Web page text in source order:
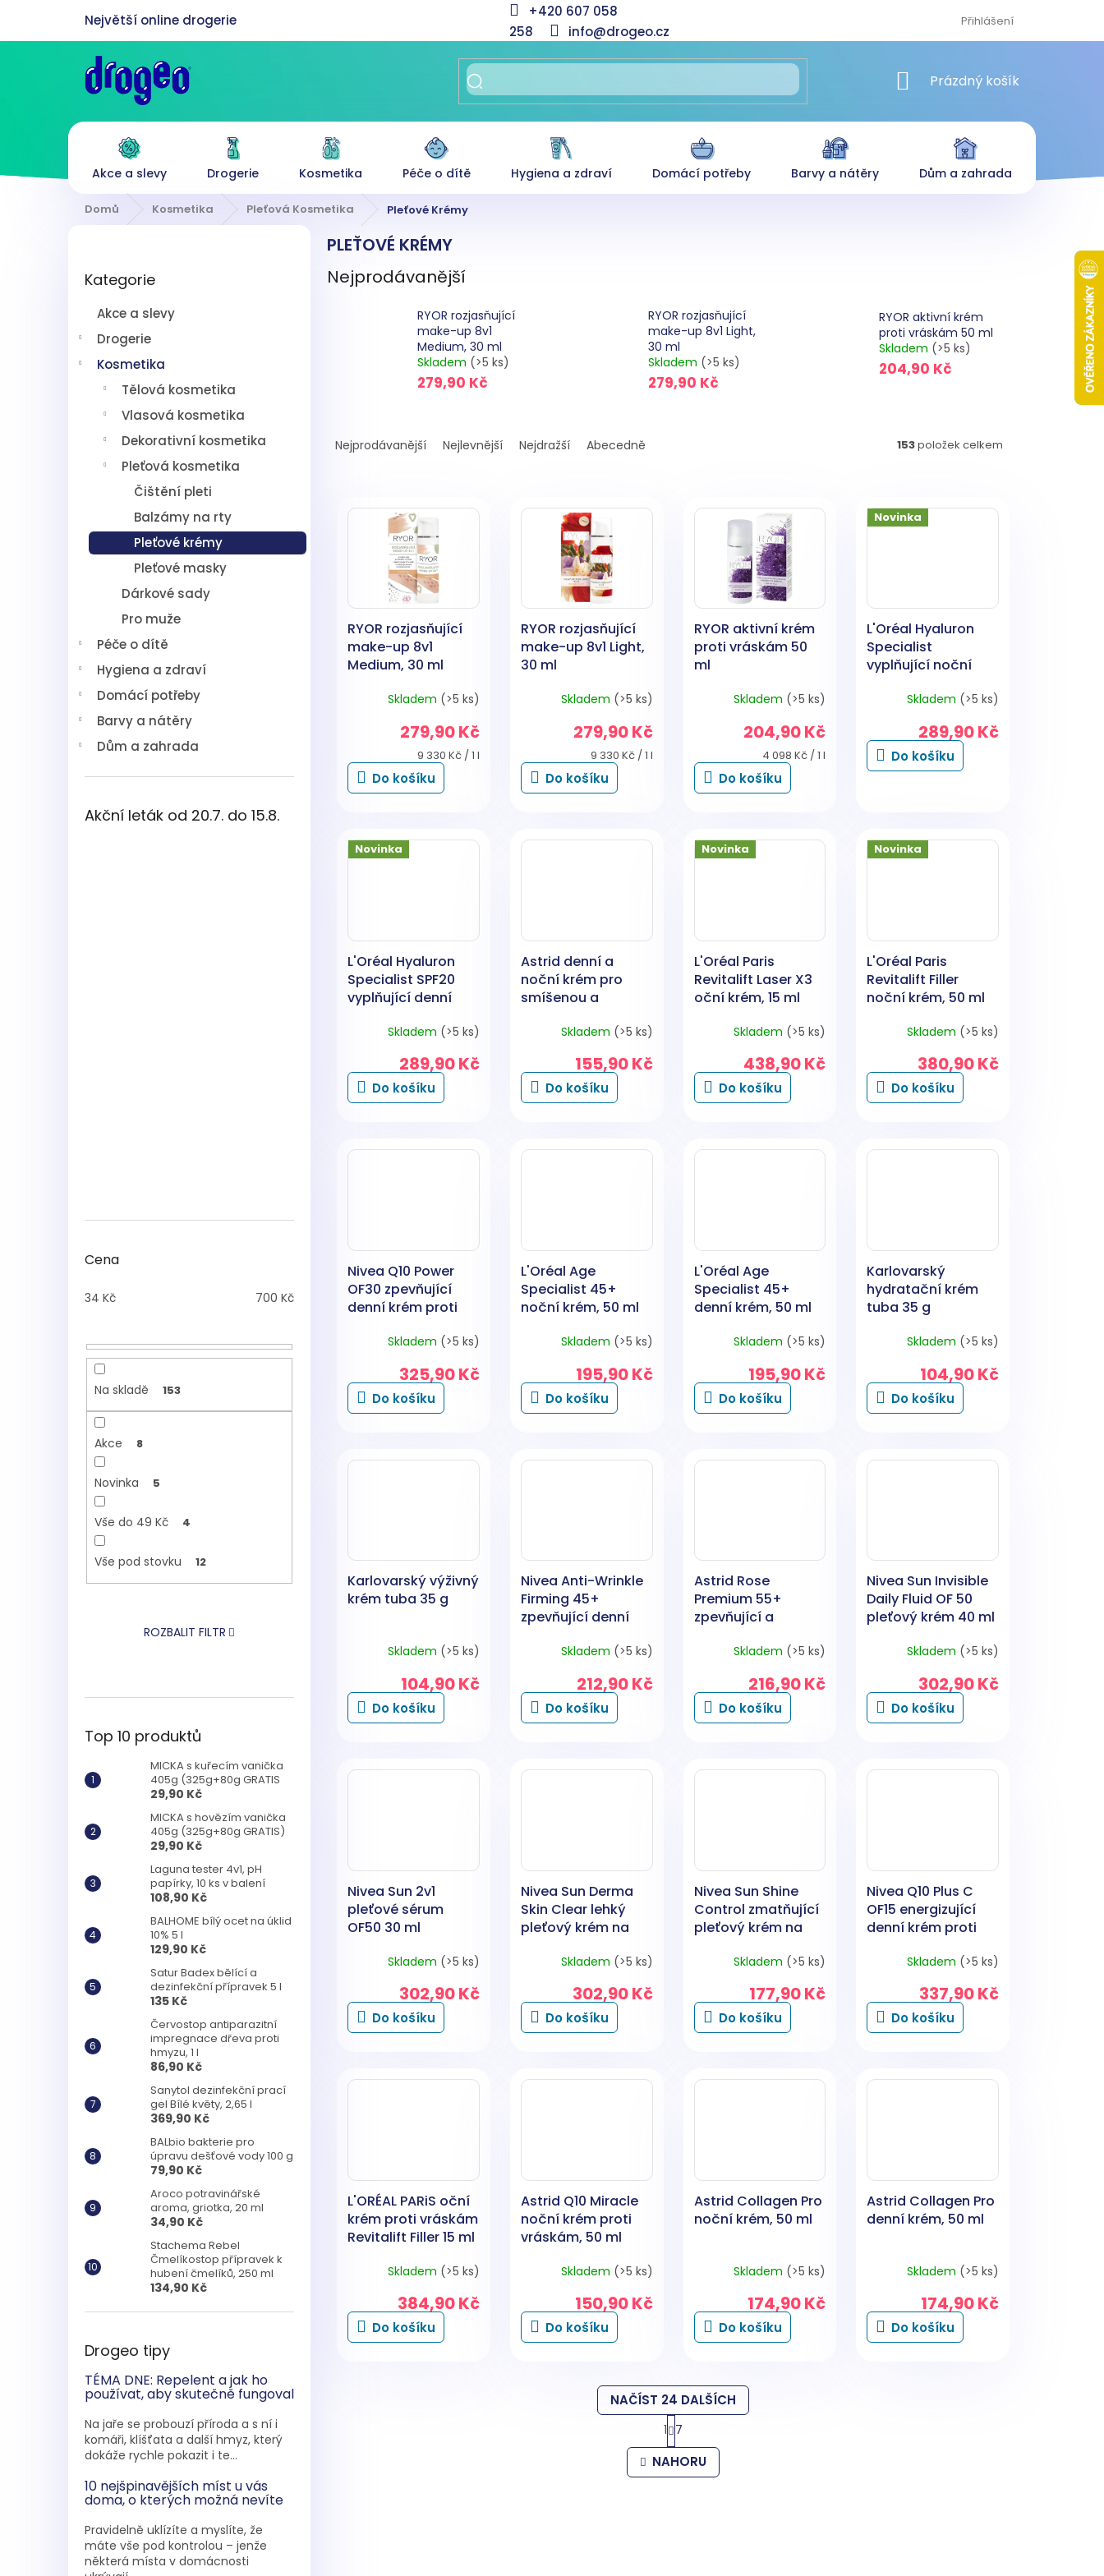
obsah
+420 607 058
258
info@drogeo.cz
Přihlášení
NÁKUPNÍ KOŠÍK
Prázdný košík
Akce a slevy Drogerie Kosmetika Péče o dítě Hygiena a zdraví Domácí potřeby Barvy a nátěry Dům a zahrada
Domů Kosmetika Pleťová Kosmetika Pleťové Krémy
kategorie
Kategorie
Akce a slevy
Drogerie
Kosmetika
Tělová kosmetika
Vlasová kosmetika
Dekorativní kosmetika
Pleťová kosmetika
Čištění pleti
Balzámy na rty
Pleťové krémy
Pleťové masky
Dárkové sady
Pro muže
Péče o dítě
Hygiena a zdraví
Domácí potřeby
Barvy a nátěry
Dům a zahrada
Akční leták od 20.7. do 15.8.
Cena
34 Kč 700 Kč
Na skladě 153
Akce 8
Novinka 5
Vše do 49 Kč 4
Vše pod stovku 12
ROZBALIT FILTR
Top 10 produktů
MICKA s kuřecím vanička
405g (325g+80g GRATIS
29,90 Kč
MICKA s hovězím vanička
405g (325g+80g GRATIS)
29,90 Kč
Laguna tester 4v1, pH
papírky, 10 ks v balení
108,90 Kč
BALHOME bílý ocet na úklid
10% 5 l
129,90 Kč
Satur Badex bělící a
dezinfekční přípravek 5 l
135 Kč
Červostop antiparazitní
impregnace dřeva proti
hmyzu, 1 l
86,90 Kč
Sanytol dezinfekční prací
gel Bílé květy, 2,65 l
369,90 Kč
BALbio bakterie pro
úpravu dešťové vody 100 g
79,90 Kč
Aroco potravinářské
aroma, griotka, 20 ml
34,90 Kč
Stachema Rebel
Čmelíkostop přípravek k
hubení čmelíků, 250 ml
134,90 Kč
Drogeo tipy
TÉMA DNE: Repelent a jak ho
používat, aby skutečně fungoval
Na jaře se probouzí příroda a s ní i
komáři, klíšťata a další hmyz, který
dokáže rychle pokazit i te...
10 nejšpinavějších míst u vás
doma, o kterých možná nevíte
Pravidelně uklízíte a myslíte, že
máte vše pod kontrolou – jenže
některá místa v domácnosti
PLEŤOVÉ KRÉMY
Nejprodávanější
RYOR rozjasňující
make-up 8v1
Medium, 30 ml
Skladem (>5 ks)
279,90 Kč
RYOR rozjasňující
make-up 8v1 Light,
30 ml
Skladem (>5 ks)
279,90 Kč
RYOR aktivní krém
proti vráskám 50 ml
Skladem (>5 ks)
204,90 Kč
aNejprodávanější Nejlevnější Nejdražší Abecedně 153položek celkem
RYOR rozjasňující
make-up 8v1
Medium, 30 ml
Skladem (>5 ks)
279,90 Kč
Měrná
cena:
9 330 Kč / 1 l
Do košíku
RYOR rozjasňující
make-up 8v1 Light,
30 ml
Skladem (>5 ks)
279,90 Kč
Měrná
cena:
9 330 Kč / 1 l
Do košíku
RYOR aktivní krém
proti vráskám 50
ml
Skladem (>5 ks)
204,90 Kč
Měrná
cena:
4 098 Kč / 1 l
Do košíku
Novinka
L'Oréal Hyaluron
Specialist
vyplňující noční
Skladem (>5 ks)
289,90 Kč
Do košíku
Novinka
L'Oréal Hyaluron
Specialist SPF20
vyplňující denní
Skladem (>5 ks)
289,90 Kč
Do košíku
Astrid denní a
noční krém pro
smíšenou a
Vera a Okurka 50
Skladem (>5 ks)
155,90 Kč
Do košíku
Novinka
L'Oréal Paris
Revitalift Laser X3
oční krém, 15 ml
Skladem (>5 ks)
438,90 Kč
Do košíku
Novinka
L'Oréal Paris
Revitalift Filler
noční krém, 50 ml
Skladem (>5 ks)
380,90 Kč
Do košíku
Nivea Q10 Power
OF30 zpevňující
denní krém proti
Skladem (>5 ks)
325,90 Kč
Do košíku
L'Oréal Age
Specialist 45+
noční krém, 50 ml
Skladem (>5 ks)
195,90 Kč
Do košíku
L'Oréal Age
Specialist 45+
denní krém, 50 ml
Skladem (>5 ks)
195,90 Kč
Do košíku
Karlovarský
hydratační krém
tuba 35 g
Skladem (>5 ks)
104,90 Kč
Do košíku
Karlovarský výživný
krém tuba 35 g
Skladem (>5 ks)
104,90 Kč
Do košíku
Nivea Anti-Wrinkle
Firming 45+
zpevňující denní
vráskám, 50 ml
Skladem (>5 ks)
212,90 Kč
Do košíku
Astrid Rose
Premium 55+
zpevňující a
krém, 50 ml
Skladem (>5 ks)
216,90 Kč
Do košíku
Nivea Sun Invisible
Daily Fluid OF 50
pleťový krém 40 ml
Skladem (>5 ks)
302,90 Kč
Do košíku
Nivea Sun 2v1
pleťové sérum
OF50 30 ml
Skladem (>5 ks)
302,90 Kč
Do košíku
Nivea Sun Derma
Skin Clear lehký
pleťový krém na
Skladem (>5 ks)
302,90 Kč
Do košíku
Nivea Sun Shine
Control zmatňující
pleťový krém na
Skladem (>5 ks)
177,90 Kč
Do košíku
Nivea Q10 Plus C
OF15 energizující
denní krém proti
Skladem (>5 ks)
337,90 Kč
Do košíku
L'ORÉAL PARiS oční
krém proti vráskám
Revitalift Filler 15 ml
Skladem (>5 ks)
384,90 Kč
Do košíku
Astrid Q10 Miracle
noční krém proti
vráskám, 50 ml
Skladem (>5 ks)
150,90 Kč
Do košíku
Astrid Collagen Pro
noční krém, 50 ml
Skladem (>5 ks)
174,90 Kč
Do košíku
Astrid Collagen Pro
denní krém, 50 ml
Skladem (>5 ks)
174,90 Kč
Do košíku
O
v
l
NAČÍST 24 DALŠÍCH
S
t
r
á
n
1 7
NAHORU